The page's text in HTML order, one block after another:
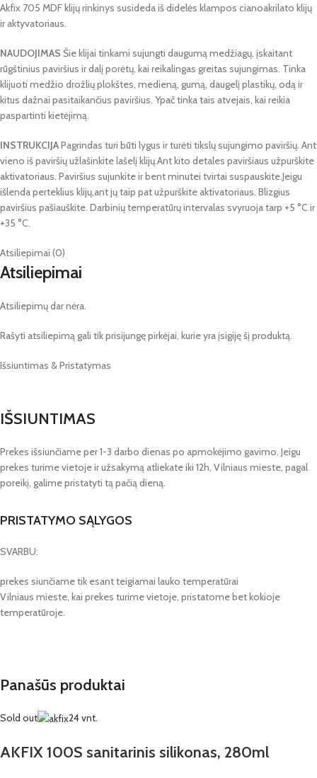
Akfix 705 MDF klijų rinkinys susideda iš didelės klampos cianoakrilato klijų
ir aktyvatoriaus.
NAUDOJIMAS Šie klijai tinkami sujungti daugumą medžiagų, įskaitant
rūgštinius paviršius ir dalį porėtų, kai reikalingas greitas sujungimas. Tinka
klijuoti medžio drožlių plokštes, medieną, gumą, daugelį plastikų, odą ir
kitus dažnai pasitaikančius paviršius. Ypač tinka tais atvejais, kai reikia
paspartinti kietėjimą.
INSTRUKCIJAPagrindas turi būti lygus ir turėti tikslų sujungimo paviršių. Ant
vieno iš paviršių užlašinkite lašelį klijų.Ant kito detales paviršiaus užpurškite
aktivatoriaus. Paviršius sujunkite ir bent minutei tvirtai suspauskite.Jeigu
išlenda perteklius klijų,ant jų taip pat užpurškite aktivatoriaus. Blizgius
paviršius pašiauškite. Darbinių temperatūrų intervalas svyruoja tarp +5 °C ir
+35 °C.
Atsiliepimai (0)
Atsiliepimai
Atsiliepimų dar nėra.
Rašyti atsiliepimą gali tik prisijungę pirkėjai, kurie yra įsigiję šį produktą.
Išsiuntimas & Pristatymas
IŠSIUNTIMAS
Prekes išsiunčiame per 1-3 darbo dienas po apmokėjimo gavimo. Jeigu
prekes turime vietoje ir užsakymą atliekate iki 12h, Vilniaus mieste, pagal
poreikį, galime pristatyti tą pačią dieną.
PRISTATYMO SĄLYGOS
SVARBU:
prekes siunčiame tik esant teigiamai lauko temperatūrai
Vilniaus mieste, kai prekes turime vietoje, pristatome bet kokioje
temperatūroje.
Panašūs produktai
Sold out 24 vnt.
AKFIX 100S sanitarinis silikonas, 280ml